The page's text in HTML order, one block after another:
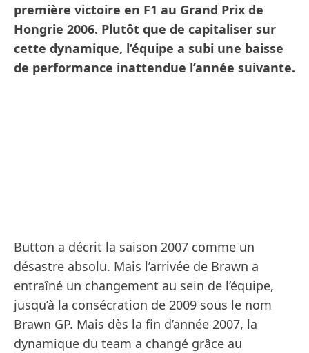
première victoire en F1 au Grand Prix de
Hongrie 2006. Plutôt que de capitaliser sur
cette dynamique, l’équipe a subi une baisse
de performance inattendue l’année suivante.
Button a décrit la saison 2007 comme un
désastre absolu. Mais l’arrivée de Brawn a
entraîné un changement au sein de l’équipe,
jusqu’à la consécration de 2009 sous le nom
Brawn GP. Mais dès la fin d’année 2007, la
dynamique du team a changé grâce au